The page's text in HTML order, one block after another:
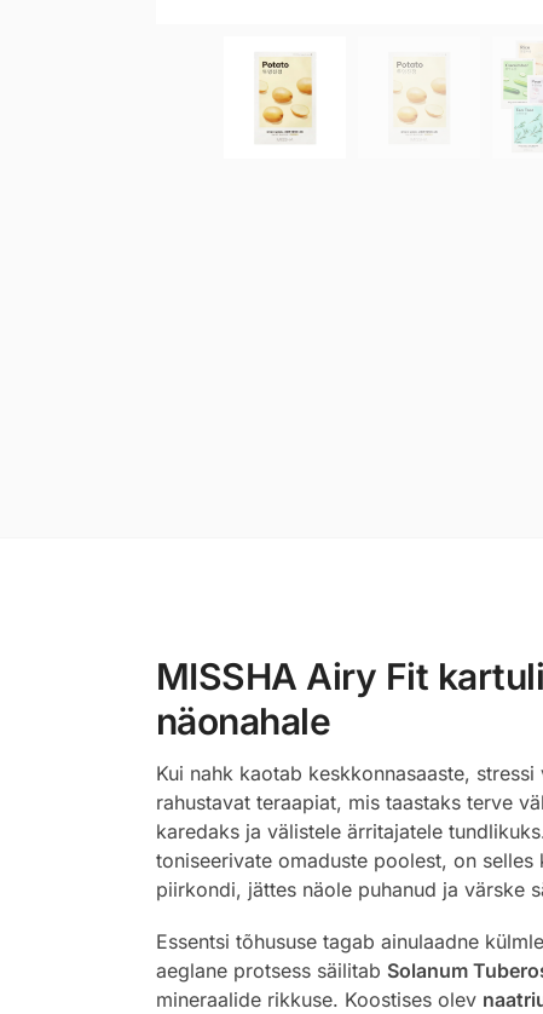
MISSHA Airy Fit
näonahale
Kui nahk kaotab keskkonnasaaste,
rahustavat teraapiat, mis taastaks terve
karedaks ja välistele ärritajatele
toniseerivate omaduste poolest, on
piirkondi, jättes näole puhanud ja värske
Essentsi tõhususe tagab ainulaadne
aeglane protsess säilitab Solanum
mineraalide rikkuse. Koostises olev